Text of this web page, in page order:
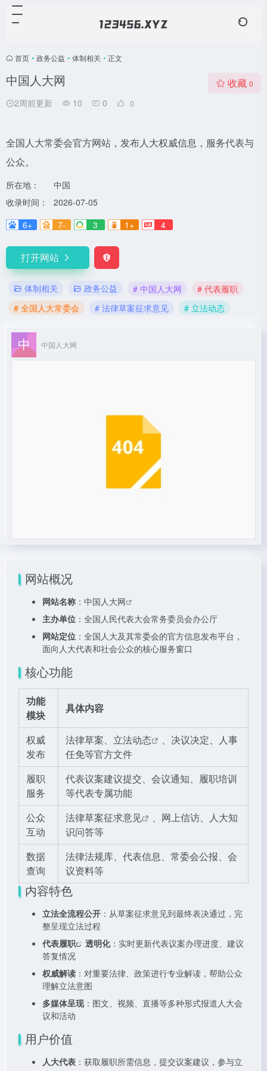
首页 • 政务公益 • 体制相关 • 正文
中国人大网
2周前更新 10 0 0
收藏 0
全国人大常委会官方网站，发布人大权威信息，服务代表与
公众。
所在地：
中国
收录时间：
2026-07-05
6+
7- 3 1+ 4
打开网站
体制相关 政务公益 # 中国人大网
# 代表履职
# 全国人大常委会
# 法律草案征求意见 # 立法动态
中国人大网
网站概况
网站名称 ： 中国人大网
主办单位 ：全国人民代表大会常务委员会办公厅
网站定位 ：全国人大及其常委会的官方信息发布平台，
面向人大代表和社会公众的核心服务窗口
核心功能
功能
模块
具体内容
权威
发布
法律草案、 立法动态
、决议决定、人事
任免等官方文件
履职
服务
代表议案建议提交、会议通知、履职培训
等代表专属功能
公众
互动
法律草案征求意见
、网上信访、人大知
识问答等
数据
查询
法律法规库、代表信息、常委会公报、会
议资料等
内容特色
立法全流程公开 ：从草案征求意见到最终表决通过，完
整呈现立法过程
代表履职
透明化：实时更新代表议案办理进度、建议
答复情况
权威解读 ：对重要法律、政策进行专业解读，帮助公众
理解立法意图
多媒体呈现：图文、视频、直播等多种形式报道人大会
议和活动
用户价值
人大代表 ：获取履职所需信息，提交议案建议，参与立